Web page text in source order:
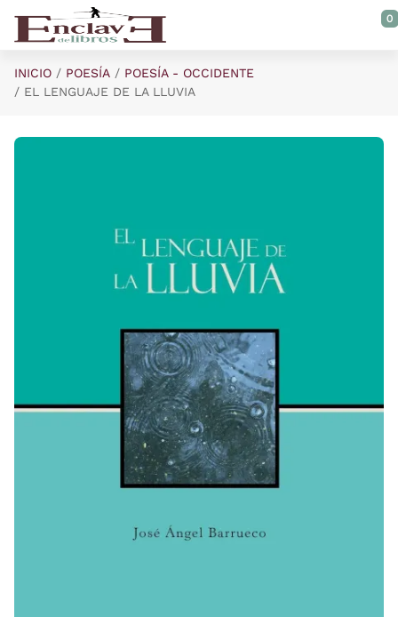
Saltar al contenido principal
0
INICIO POESÍA
POESÍA - OCCIDENTE
EL LENGUAJE DE LA LLUVIA